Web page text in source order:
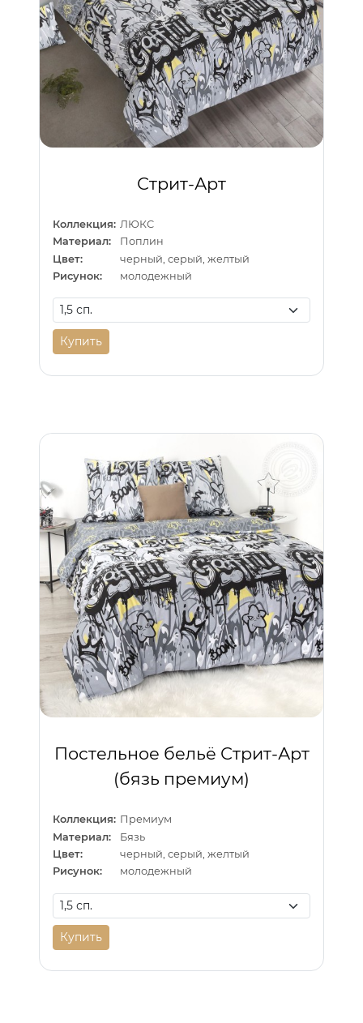
Стрит-Арт
Коллекция: ЛЮКС
Материал:
Поплин
Цвет:
черный, серый, желтый
Рисунок:
молодежный
Купить
Постельное бельё Стрит-Арт
(бязь премиум)
Коллекция: Премиум
Материал:
Бязь
Цвет:
черный, серый, желтый
Рисунок:
молодежный
Купить